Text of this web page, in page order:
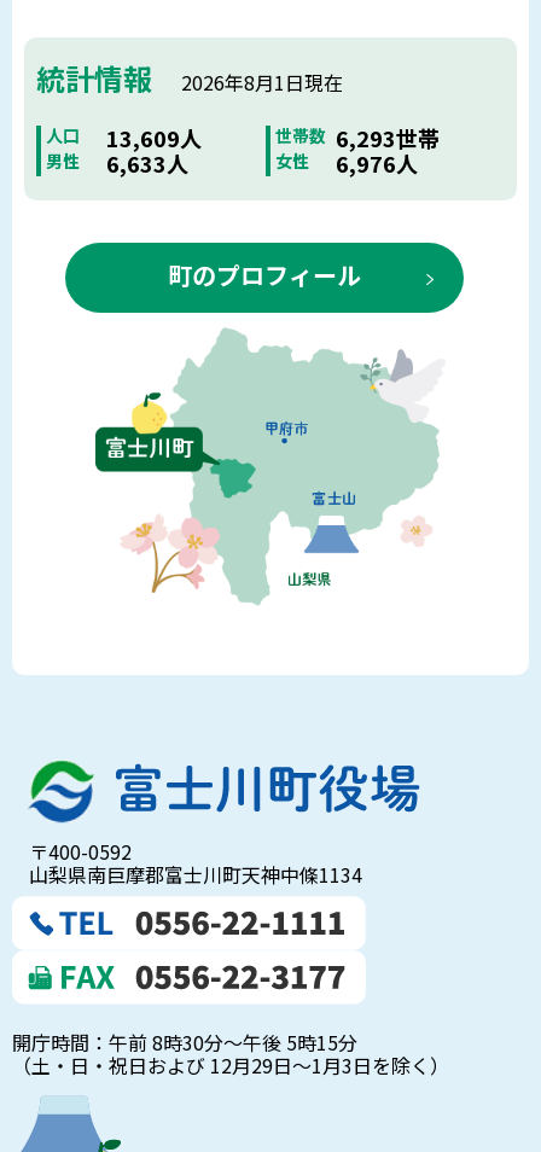
統計情報 2026年8月1日現在
人口 13,609人 世帯数 6,293世帯
男性 6,633人 女性 6,976人
町のプロフィール
〒400-0592
山梨県南巨摩郡富士川町天神中條1134
開庁時間：午前 8時30分～午後 5時15分
（土・日・祝日および 12月29日～1月3日を除く）